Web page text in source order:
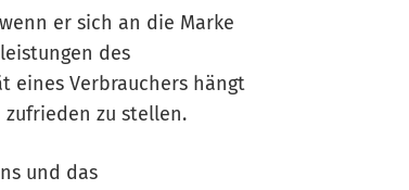
er sich an die Marke
des
eines Verbrauchers hängt
zu stellen.
und das